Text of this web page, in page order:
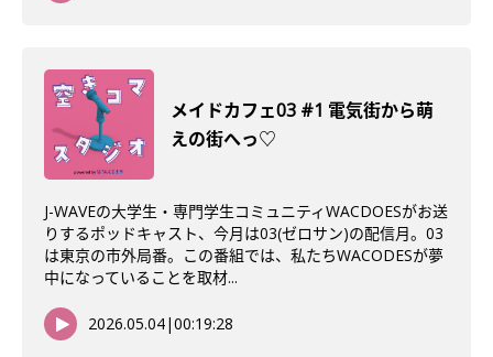
メイドカフェ03 #1 電気街から萌
えの街へっ♡
J-WAVEの大学生・専門学生コミュニティWACDOESがお送
りするポッドキャスト、今月は03(ゼロサン)の配信月。03
は東京の市外局番。この番組では、私たちWACODESが夢
中になっていることを取材...
2026.05.04|00:19:28